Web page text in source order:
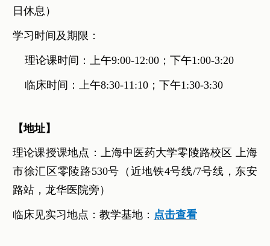
日休息）
学习时间及期限：
理论课时间：上午9:00-12:00；下午1:00-3:20
临床时间：上午8:30-11:10；下午1:30-3:30
【地址】
理论课授课地点：上海中医药大学零陵路校区 上海
市徐汇区零陵路530号（近地铁4号线/7号线，东安
路站，龙华医院旁）
临床见实习地点：教学基地： 点击查看